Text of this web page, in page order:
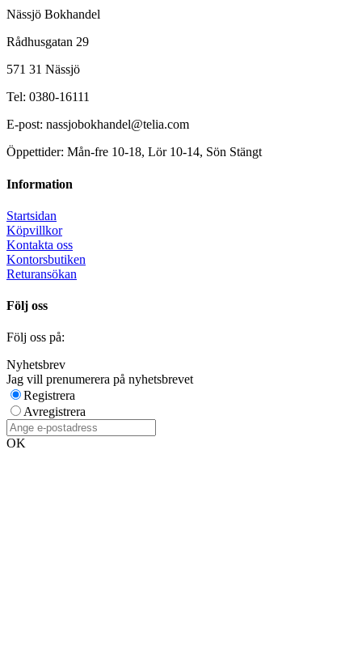
Nässjö Bokhandel
Rådhusgatan 29
571 31 Nässjö
Tel: 0380-16111
E-post: nassjobokhandel@telia.com
Öppettider: Mån-fre 10-18, Lör 10-14, Sön Stängt
Information
Startsidan
Köpvillkor
Kontakta oss
Kontorsbutiken
Returansökan
Följ oss
Följ oss på:
Nyhetsbrev
Jag vill prenumerera på nyhetsbrevet
Registrera
Avregistrera
OK